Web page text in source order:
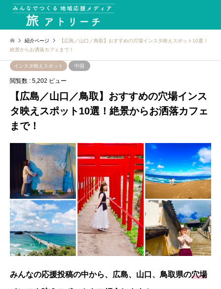
紹介ページ
【広島／山口／鳥取】おすすめの穴場インスタ映えスポット10選！
絶景からお洒落カフェまで！
インスタ映えスポット 中国
閲覧数 : 5,202 ビュー
【広島／山口／鳥取】おすすめの穴場インス
タ映えスポット10選！絶景からお洒落カフェ
まで！
みんなの応援投稿の中から、広島、山口、鳥取県の穴場